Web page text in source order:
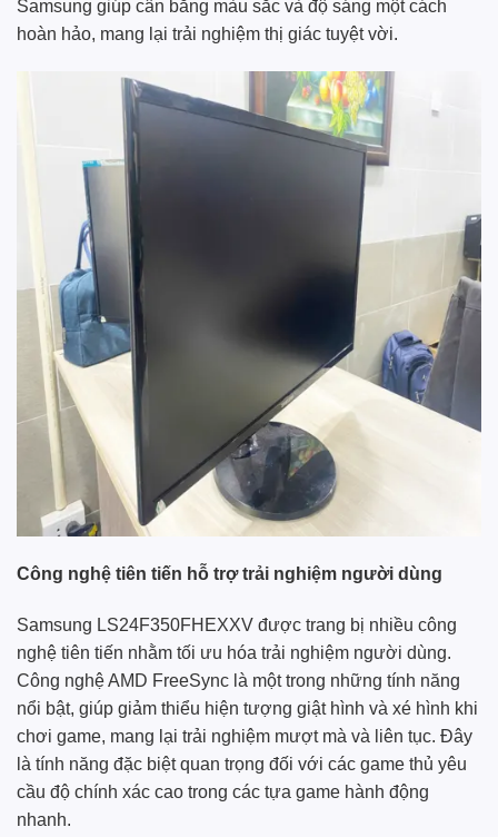
Samsung giúp cân bằng màu sắc và độ sáng một cách
hoàn hảo, mang lại trải nghiệm thị giác tuyệt vời.
Công nghệ tiên tiến hỗ trợ trải nghiệm người dùng
Samsung LS24F350FHEXXV được trang bị nhiều công
nghệ tiên tiến nhằm tối ưu hóa trải nghiệm người dùng.
Công nghệ AMD FreeSync là một trong những tính năng
nổi bật, giúp giảm thiểu hiện tượng giật hình và xé hình khi
chơi game, mang lại trải nghiệm mượt mà và liên tục. Đây
là tính năng đặc biệt quan trọng đối với các game thủ yêu
cầu độ chính xác cao trong các tựa game hành động
nhanh.